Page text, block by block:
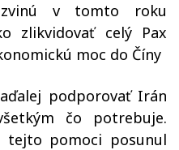
v tomto roku
zlikvidovať celý Pax
moc do Číny
podporovať Irán
čo potrebuje.
pomoci posunul